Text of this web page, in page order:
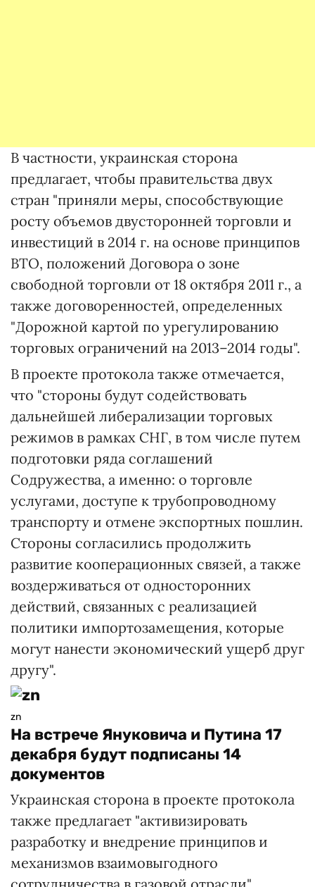
В частности, украинская сторона
предлагает, чтобы правительства двух
стран "приняли меры, способствующие
росту объемов двусторонней торговли и
инвестиций в 2014 г. на основе принципов
ВТО, положений Договора о зоне
свободной торговли от 18 октября 2011 г., а
также договоренностей, определенных
"Дорожной картой по урегулированию
торговых ограничений на 2013–2014 годы".
В проекте протокола также отмечается,
что "стороны будут содействовать
дальнейшей либерализации торговых
режимов в рамках СНГ, в том числе путем
подготовки ряда соглашений
Содружества, а именно: о торговле
услугами, доступе к трубопроводному
транспорту и отмене экспортных пошлин.
Стороны согласились продолжить
развитие кооперационных связей, а также
воздерживаться от односторонних
действий, связанных с реализацией
политики импортозамещения, которые
могут нанести экономический ущерб друг
другу".
zn
На встрече Януковича и Путина 17
декабря будут подписаны 14
документов
Украинская сторона в проекте протокола
также предлагает "активизировать
разработку и внедрение принципов и
механизмов взаимовыгодного